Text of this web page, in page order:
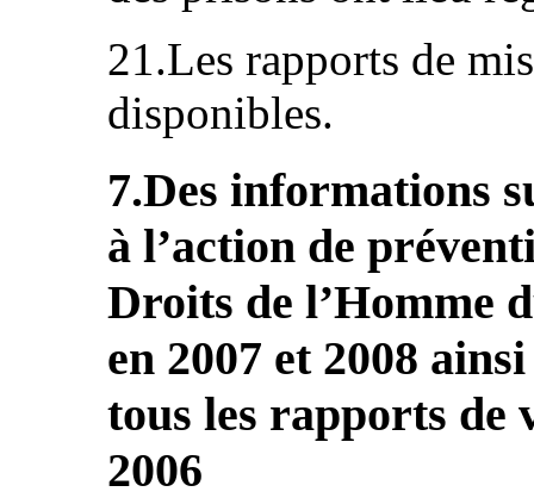
21.Les rapports de
disponibles.
7.Des informations
à l’action de
Droits de l’Homme
en 2007 et 2008
tous les rapports de
2006